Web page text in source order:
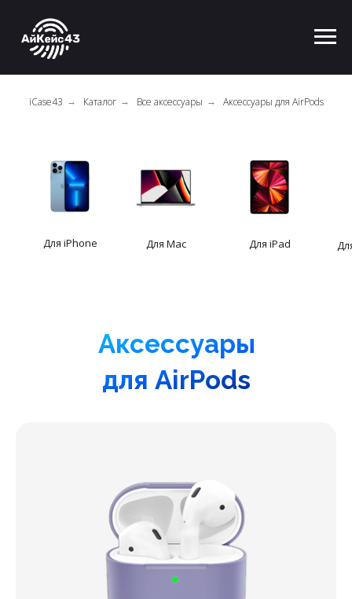
iCase43 → Каталог → Все аксессуары → Аксессуары для AirPods
Для iPhone Для iPad
Для Mac
Аксессуары
для AirPods